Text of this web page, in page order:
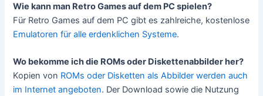
Wie kann man Retro Games auf dem PC spielen?
Für Retro Games auf dem PC gibt es zahlreiche, kostenlose
Emulatoren für alle erdenklichen Systeme.
Wo bekomme ich die ROMs oder Diskettenabbilder her?
Kopien von ROMs oder Disketten als Abbilder werden auch
im Internet angeboten. Der Download sowie die Nutzung